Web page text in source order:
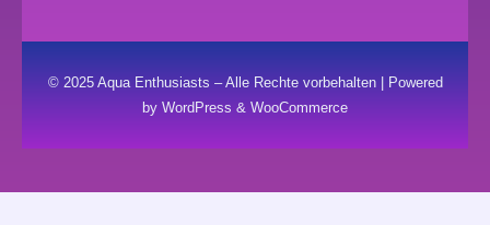
© 2025 Aqua Enthusiasts – Alle Rechte vorbehalten | Powered
by WordPress & WooCommerce